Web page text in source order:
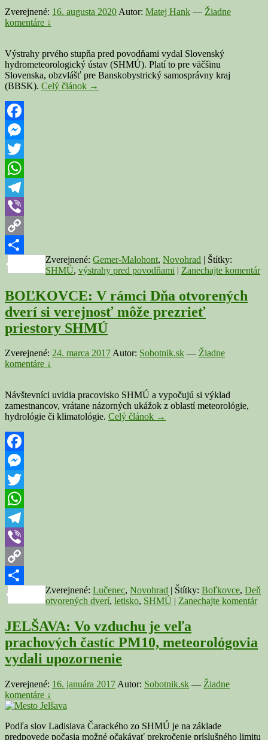
Zverejnené: 16. augusta 2020 Autor: Matej Hank — Žiadne
komentáre ↓
Výstrahy prvého stupňa pred povodňami vydal Slovenský
hydrometeorologický ústav (SHMÚ). Platí to pre väčšinu
Slovenska, obzvlášť pre Banskobystrický samosprávny kraj
(BBSK). Celý článok SHMÚ
→
Facebook
Messenger
Twitter
WhatsApp
Telegram
Viber
Copy
Link
Share
Zverejnené: Gemer-Malohont, Novohrad | Štítky:
SHMÚ, výstrahy pred povodňami | Zanechajte komentár
BOĽKOVCE: V rámci Dňa otvorených
dverí si verejnosť môže prezrieť
priestory SHMÚ
Zverejnené: 24. marca 2017Autor: Sobotnik.sk — Žiadne
komentáre ↓
Návštevníci uvidia pracovisko SHMÚ a vypočujú si výklad
zamestnancov, vrátane názorných ukážok z oblastí meteorológie,
hydrológie či klimatológie. Celý článok BOĽKOVCE:
→
Facebook
Messenger
Twitter
WhatsApp
Telegram
Viber
Copy
Link
Share
Zverejnené: Lučenec, Novohrad | Štítky: Boľkovce, Deň
otvorených dverí, letisko, SHMÚ | Zanechajte komentár
JELŠAVA: Vo vzduchu je veľa
prachových častíc PM10, meteorológovia
vydali upozornenie
Zverejnené: 16. januára 2017 Autor: Sobotnik.sk — Žiadne
komentáre ↓
Podľa slov Ladislava Čarackého zo SHMÚ je na základe
predpovede počasia možné očakávať prekročenie príslušného limitu